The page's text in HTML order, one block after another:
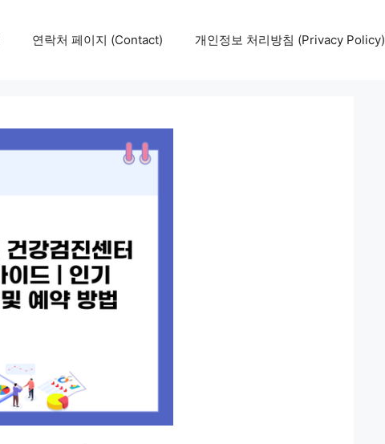
연락처 페이지 (Contact) 개인정보 처리방침 (Privacy Policy)